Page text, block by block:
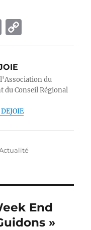
E
m
ai
l
o
y
Li
n
l'Association du
du Conseil Régional
Catégories
End
»